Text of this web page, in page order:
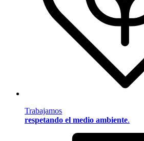
Trabajamos
respetando el medio ambiente.